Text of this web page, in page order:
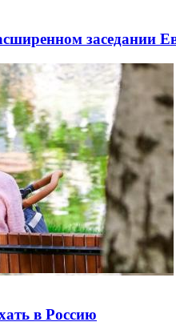
заседании
в Россию